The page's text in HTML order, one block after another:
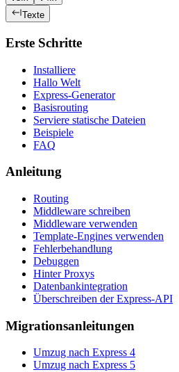
Texte
Erste Schritte
Installiere
Hallo Welt
Express-Generator
Basisrouting
Serviere statische Dateien
Beispiele
FAQ
Anleitung
Routing
Middleware schreiben
Middleware verwenden
Template-Engines verwenden
Fehlerbehandlung
Debuggen
Hinter Proxys
Datenbankintegration
Überschreiben der Express-API
Migrationsanleitungen
Umzug nach Express 4
Umzug nach Express 5